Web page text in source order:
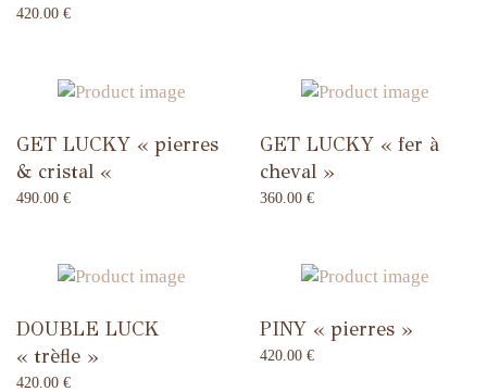
420.00 €
GET LUCKY « pierres
& cristal «
490.00 €
GET LUCKY « fer à
cheval »
360.00 €
DOUBLE LUCK
« trèfle »
420.00 €
PINY « pierres »
420.00 €